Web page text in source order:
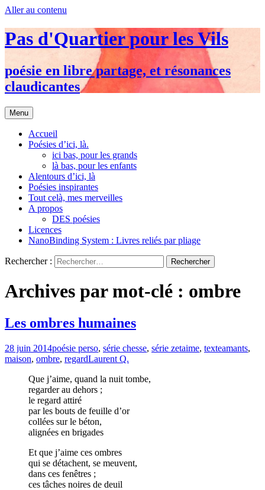
Aller au contenu
Pas d'Quartier pour les Vils
poésie en libre partage, et résonances
claudicantes
Menu
Accueil
Poésies d’ici, là.
ici bas, pour les grands
là bas, pour les enfants
Alentours d’ici, là
Poésies inspirantes
Tout celà, mes merveilles
A propos
DES poésies
Licences
NanoBinding System : Livres reliés par pliage
Rechercher :
Archives par mot-clé : ombre
Les ombres humaines
28 juin 2014poésie perso, série chesse, série zetaime, texteamants,
maison, ombre, regardLaurent Q.
Que j’aime, quand la nuit tombe,
regarder au dehors ;
le regard attiré
par les bouts de feuille d’or
collées sur le béton,
alignées en brigades
Et que j’aime ces ombres
qui se détachent, se meuvent,
dans ces fenêtres ;
ces tâches noires de deuil